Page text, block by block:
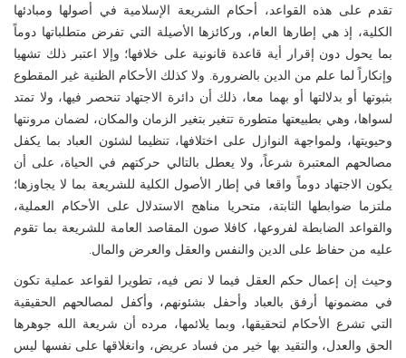
تقدم على هذه القواعد، أحكام الشريعة الإسلامية في أصولها ومبادئها
الكلية، إذ هي إطارها العام، وركائزها الأصيلة التي تفرض متطلباتها دوماً
بما يحول دون إقرار أية قاعدة قانونية على خلافها؛ وإلا اعتبر ذلك تشهيا
وإنكاراً لما علم من الدين بالضرورة. ولا كذلك الأحكام الظنية غير المقطوع
بثبوتها أو بدلالتها أو بهما معا، ذلك أن دائرة الاجتهاد تنحصر فيها، ولا تمتد
لسواها، وهي بطبيعتها متطورة تتغير بتغير الزمان والمكان، لضمان مرونتها
وحيويتها، ولمواجهة النوازل على اختلافها، تنظيما لشئون العباد بما يكفل
مصالحهم المعتبرة شرعاً، ولا يعطل بالتالي حركتهم في الحياة، على أن
يكون الاجتهاد دوماً واقعا في إطار الأصول الكلية للشريعة بما لا يجاوزها؛
ملتزما ضوابطها الثابتة، متحريا مناهج الاستدلال على الأحكام العملية،
والقواعد الضابطة لفروعها، كافلا صون المقاصد العامة للشريعة بما تقوم
عليه من حفاظ على الدين والنفس والعقل والعرض والمال.
وحيث إن إعمال حكم العقل فيما لا نص فيه، تطويرا لقواعد عملية تكون
في مضمونها أرفق بالعباد وأحفل بشئونهم، وأكفل لمصالحهم الحقيقية
التي تشرع الأحكام لتحقيقها، وبما يلائمها، مرده أن شريعة الله جوهرها
الحق والعدل، والتقيد بها خير من فساد عريض، وانغلاقها على نفسها ليس